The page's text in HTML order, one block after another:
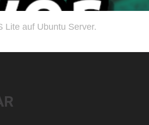
Lite auf Ubuntu Server.